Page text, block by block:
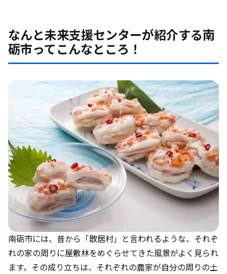
なんと未来支援センターが紹介する南
砺市ってこんなところ！
南砺市には、昔から「散居村」と言われるような、それぞ
れの家の周りに屋敷林をめぐらせてきた風景がよく見られ
ます。その成り立ちは、それぞれの農家が自分の周りの土